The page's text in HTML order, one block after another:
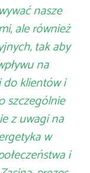
nasze
ale również
tak aby
na
klientów i
szczególnie
z uwagi na
w
i